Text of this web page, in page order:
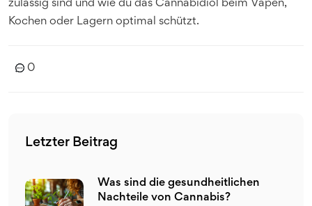
zulässig sind und wie du das Cannabidiol beim Vapen,
Kochen oder Lagern optimal schützt.
0
Letzter Beitrag
Was sind die gesundheitlichen
Nachteile von Cannabis?